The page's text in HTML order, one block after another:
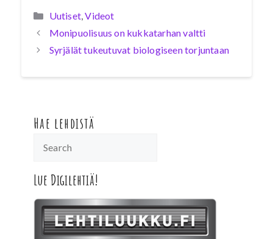
Kategoriat
Uutiset,Videot
Monipuolisuus on kukkatarhan valtti
Syrjälät tukeutuvat biologiseen torjuntaan
Hae lehdistä
Lue Digilehtiä!